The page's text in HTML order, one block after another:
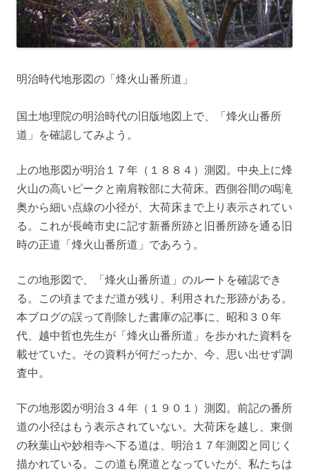
明治時代地形図の「烽火山番所道」
国土地理院の明治時代の旧版地図上で、「烽火山番所
道」を確認してみよう。
上の地形図が明治１７年（１８８４）測図。中央上に烽
火山の高いピークと南肩鞍部に大荷床。西側谷間の鳴滝
奥から細い点線の小径が、大荷床まで上り表示されてい
る。これが長崎市史に記す新番所跡と旧番所跡を通る旧
時の正道「烽火山番所道」であろう。
この地形図で、「烽火山番所道」のルートを確認でき
る。この頃までまだ道が残り、利用された形跡がある。
本ブログの誤って削除した書庫の記事に、昭和３０年
代、越中哲也先生が「烽火山番所道」を歩かれた資料を
載せていた。その資料が何だったか、今、思い出せず調
査中。
下の地形図が明治３４年（１９０１）測図。前記の番所
道の小径はもう表示されていない。大荷床を越し、東側
の秋葉山や妙相寺へ下る道は、明治１７年測図と同じく
描かれている。この道も廃道となっていたが、私たちは